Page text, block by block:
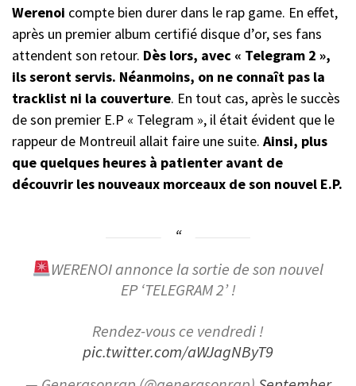
Werenoi compte bien durer dans le rap game. En effet,
après un premier album certifié disque d’or, ses fans
attendent son retour. Dès lors, avec « Telegram 2 »,
ils seront servis. Néanmoins, on ne connaît pas la
tracklist ni la couverture. En tout cas, après le succès
de son premier E.P « Telegram », il était évident que le
rappeur de Montreuil allait faire une suite. Ainsi, plus
que quelques heures à patienter avant de
découvrir les nouveaux morceaux de son nouvel E.P.
WERENOI annonce la sortie de son nouvel
EP ‘TELEGRAM 2’ !
Rendez-vous ce vendredi !
pic.twitter.com/aWJagNByT9